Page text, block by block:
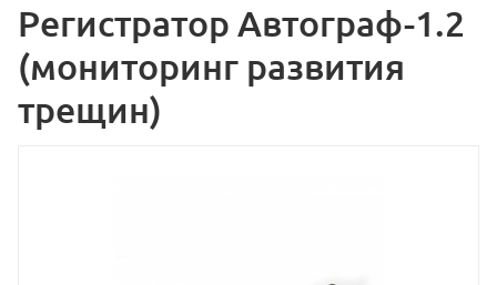
Регистратор Автограф-1.2
(мониторинг развития
трещин)